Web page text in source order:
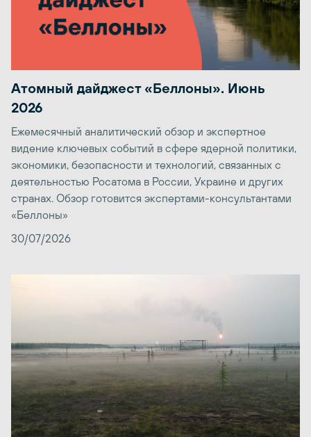
Атомный дайджест «Беллоны». Июнь
2026
Ежемесячный аналитический обзор и экспертное
видение ключевых событий в сфере ядерной политики,
экономики, безопасности и технологий, связанных с
деятельностью Росатома в России, Украине и других
странах. Обзор готовится экспертами-консультантами
«Беллоны»
30/07/2026